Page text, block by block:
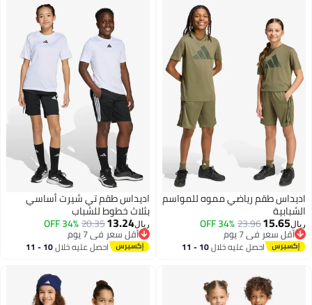
اديداس طقم رياضي مموه للمواسم
الشبابية
ريال15.65
23.96
34% OFF
أقل سعر في 7 يوم
أقل سعر في 7 يوماحصل عليه خلال 10 - 11
اديداس طقم تي شيرت أساسي
بثلاث خطوط للشباب
ريال13.24
20.35
34% OFF
أقل سعر في 7 يوم
أقل سعر في 7 يوماحصل عليه خلال 10 - 11